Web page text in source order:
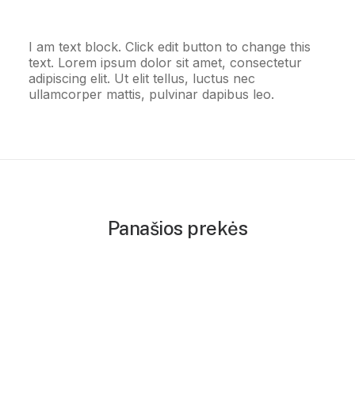
I am text block. Click edit button to change this
text. Lorem ipsum dolor sit amet, consectetur
adipiscing elit. Ut elit tellus, luctus nec
ullamcorper mattis, pulvinar dapibus leo.
Panašios prekės